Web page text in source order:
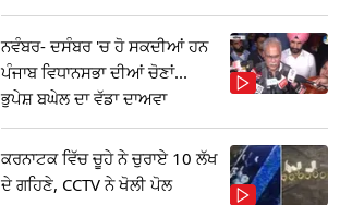
ਨਵੰਬਰ- ਦਸੰਬਰ 'ਚ ਹੋ ਸਕਦੀਆਂ ਹਨ
ਪੰਜਾਬ ਵਿਧਾਨਸਭਾ ਦੀਆਂ ਚੋਣਾਂ...
ਭੁਪੇਸ਼ ਬਘੇਲ ਦਾ ਵੱਡਾ ਦਾਅਵਾ
ਕਰਨਾਟਕ ਵਿੱਚ ਚੂਹੇ ਨੇ ਚੁਰਾਏ 10 ਲੱਖ
ਦੇ ਗਹਿਣੇ, CCTV ਨੇ ਖੋਲੀ ਪੋਲ